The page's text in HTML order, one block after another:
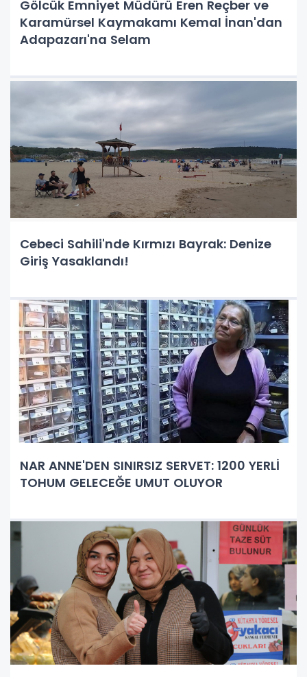
Gölcük Emniyet Müdürü Eren Reçber ve
Karamürsel Kaymakamı Kemal İnan'dan
Adapazarı'na Selam
Cebeci Sahili'nde Kırmızı Bayrak: Denize
Giriş Yasaklandı!
NAR ANNE'DEN SINIRSIZ SERVET: 1200 YERLİ
TOHUM GELECEĞE UMUT OLUYOR